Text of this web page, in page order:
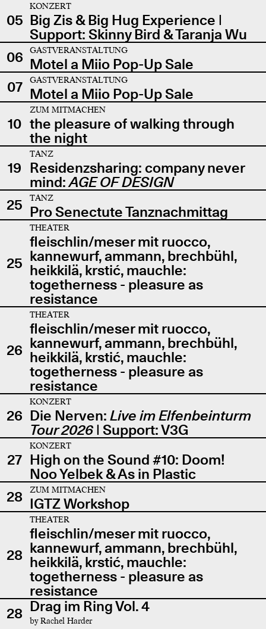
05
KONZERT
Big Zis & Big Hug Experience |
Support: Skinny Bird & Taranja Wu
06
GASTVERANSTALTUNG
Motel a Miio Pop-Up Sale
07
GASTVERANSTALTUNG
Motel a Miio Pop-Up Sale
10
ZUM MITMACHEN
the pleasure of walking through
the night
19
TANZ
Residenzsharing: company never
mind:AGE OF DESIGN
25
TANZ
Pro Senectute Tanznachmittag
25
THEATER
fleischlin/meser mit ruocco,
kannewurf, ammann, brechbühl,
heikkilä, krstić, mauchle:
togetherness - pleasure as
resistance
26
THEATER
fleischlin/meser mit ruocco,
kannewurf, ammann, brechbühl,
heikkilä, krstić, mauchle:
togetherness - pleasure as
resistance
26
KONZERT
Die Nerven: Live im Elfenbeinturm
Tour 2026| Support: V3G
27
KONZERT
High on the Sound #10: Doom!
Noo Yelbek & As in Plastic
28
ZUM MITMACHEN
IGTZ Workshop
28
THEATER
fleischlin/meser mit ruocco,
kannewurf, ammann, brechbühl,
heikkilä, krstić, mauchle:
togetherness - pleasure as
resistance
28 Drag im Ring Vol. 4
by Rachel Harder